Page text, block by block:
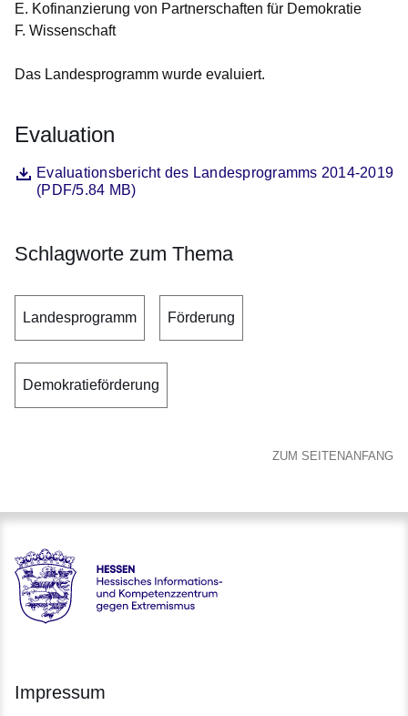
E. Kofinanzierung von Partnerschaften für Demokratie
F. Wissenschaft
Das Landesprogramm wurde evaluiert.
Evaluation
DateiEvaluationsbericht des Landesprogramms 2014-2019
(PDF/5.84 MB)
Öffnet sich in einem neuen Fenster
Schlagworte zum Thema
Landesprogramm Förderung
Demokratieförderung
ZUM SEITENANFANG
Hessen - Hessisches Informations- und Kompetenzzentrum
Impressum